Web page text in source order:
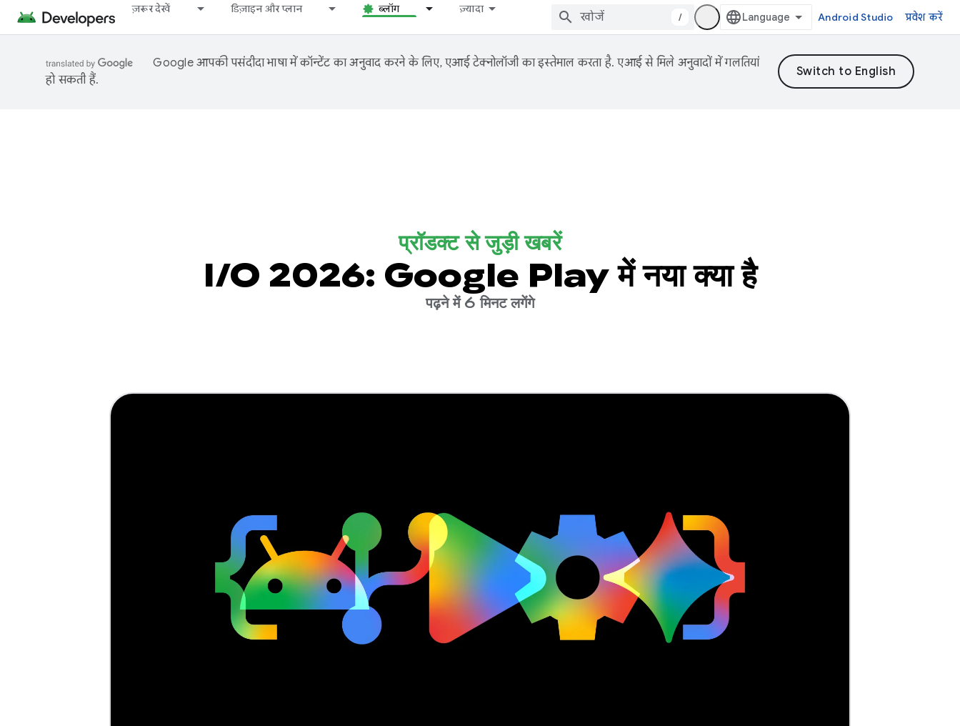
ज़रूर देखें डिज़ाइन और प्लान ब्लॉग ज़्यादा
/ Android Studio प्रवेश करें
Google आपकी पसंदीदा भाषा में कॉन्टेंट का अनुवाद करने के लिए, एआई टेक्नोलॉजी का इस्तेमाल करता है. एआई से मिले अनुवादों में गलतियां
हो सकती हैं.
प्रॉडक्ट से जुड़ी खबरें
I/O 2026: Google Play में नया क्या है
पढ़ने में 6 मिनट लगेंगे